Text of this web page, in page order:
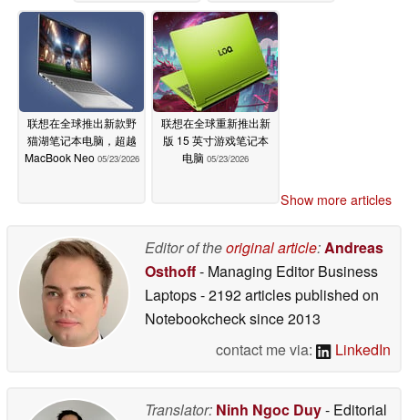
联想在全球推出新款野
猫湖笔记本电脑，超越
MacBook Neo 05/23/2026
联想在全球重新推出新
版 15 英寸游戏笔记本
电脑 05/23/2026
Show more articles
Editor of theoriginal article:Andreas
Osthoff- Managing Editor Business
Laptops- 2192 articles published on
Notebookchecksince 2013
contact me via:
LinkedIn
Translator: Ninh Ngoc Duy- Editorial